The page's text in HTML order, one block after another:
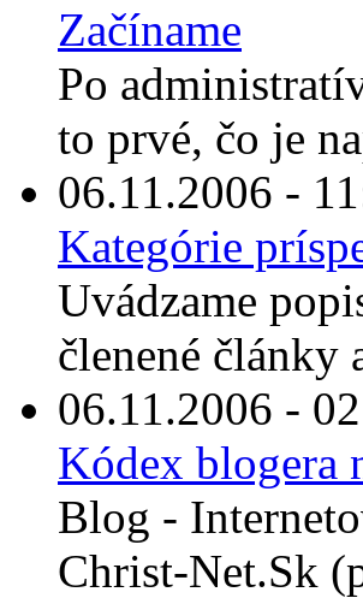
Začíname
Po
to prvé, čo je
06.11.2006 -
Kategórie
Uvádzame
členené
06.11.2006 -
Kódex blogera
Blog -
Christ-Net.Sk